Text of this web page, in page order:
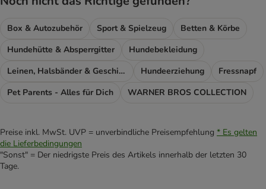
Box & Autozubehör Sport & Spielzeug
Betten & Körbe
Hundehütte & Absperrgitter
Hundebekleidung
Leinen, Halsbänder & Geschirre
Hundeerziehung
Fressnapf
Pet Parents - Alles für Dich
WARNER BROS COLLECTION
Preise inkl. MwSt. UVP = unverbindliche Preisempfehlung * Es gelten
die Lieferbedingungen
"Sonst" = Der niedrigste Preis des Artikels innerhalb der letzten 30
Tage.